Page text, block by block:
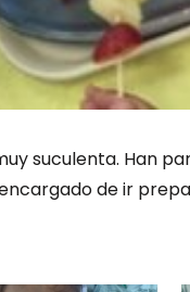
suculenta. Han
de ir